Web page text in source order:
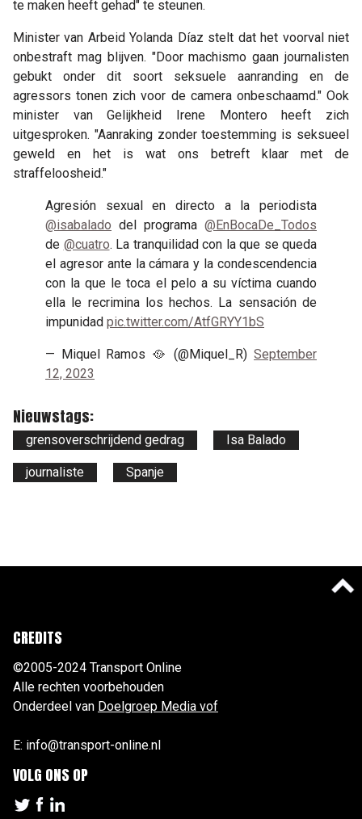
te maken heeft gehad" te steunen.
Minister van Arbeid Yolanda Díaz stelt dat het voorval niet
onbestraft mag blijven. "Door machismo gaan journalisten
gebukt onder dit soort seksuele aanranding en de
agressors tonen zich voor de camera onbeschaamd." Ook
minister van Gelijkheid Irene Montero heeft zich
uitgesproken. "Aanraking zonder toestemming is seksueel
geweld en het is wat ons betreft klaar met de
straffeloosheid."
Agresión sexual en directo a la periodista
@isabalado del programa @EnBocaDe_Todos
de @cuatro. La tranquilidad con la que se queda
el agresor ante la cámara y la condescendencia
con la que le toca el pelo a su víctima cuando
ella le recrimina los hechos. La sensación de
impunidad pic.twitter.com/AtfGRYY1bS
— Miquel Ramos 🥘 (@Miquel_R) September
12, 2023
Nieuwstags:
grensoverschrijdend gedrag Isa Balado
journaliste Spanje
CREDITS
©2005-2024 Transport Online
Alle rechten voorbehouden
Onderdeel van Doelgroep Media vof
E: info@transport-online.nl
VOLG ONS OP